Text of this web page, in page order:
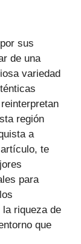
sus
de una
variedad
región
a
te
para
riqueza de
que